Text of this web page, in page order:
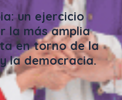
un ejercicio
la más amplia
en torno de la
la democracia.